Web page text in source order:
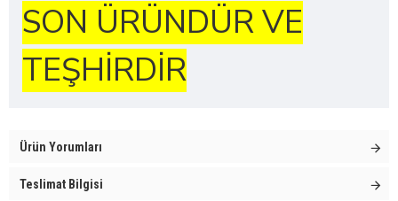
SON ÜRÜNDÜR VE
TEŞHİRDİR
Ürün Yorumları
Teslimat Bilgisi